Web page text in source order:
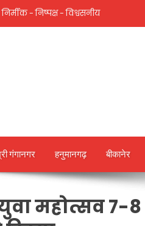
निर्मीक - निष्पक्ष - विश्वसनीय
गंगानगर हनुमानगढ़ बीकानेर
महोत्सव